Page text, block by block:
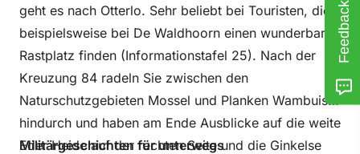
geht es nach Otterlo. Sehr beliebt bei Touristen, die
beispielsweise bei De Waldhoorn einen wunderbaren
Rastplatz finden (Informationstafel 25). Nach der
Kreuzung 84 radeln Sie zwischen den
Naturschutzgebieten Mossel und Planken Wambuis
hindurch und haben am Ende Ausblicke auf die weite
Eder Heide auf der rechten Seite und die Ginkelse
Militärgeschichten für unterwegs
Feedback